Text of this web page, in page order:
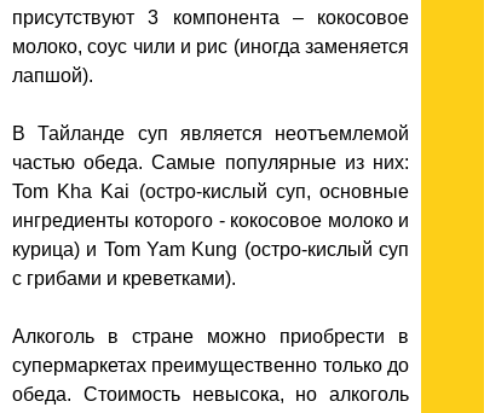
присутствуют 3 компонента – кокосовое
молоко, соус чили и рис (иногда заменяется
лапшой).
В Тайланде суп является неотъемлемой
частью обеда. Самые популярные из них:
Tom Kha Kai (остро-кислый суп, основные
ингредиенты которого - кокосовое молоко и
курица) и Tom Yam Kung (остро-кислый суп
с грибами и креветками).
Алкоголь в стране можно приобрести в
супермаркетах преимущественно только до
обеда. Стоимость невысока, но алкоголь